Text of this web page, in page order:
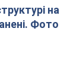
на
Фото